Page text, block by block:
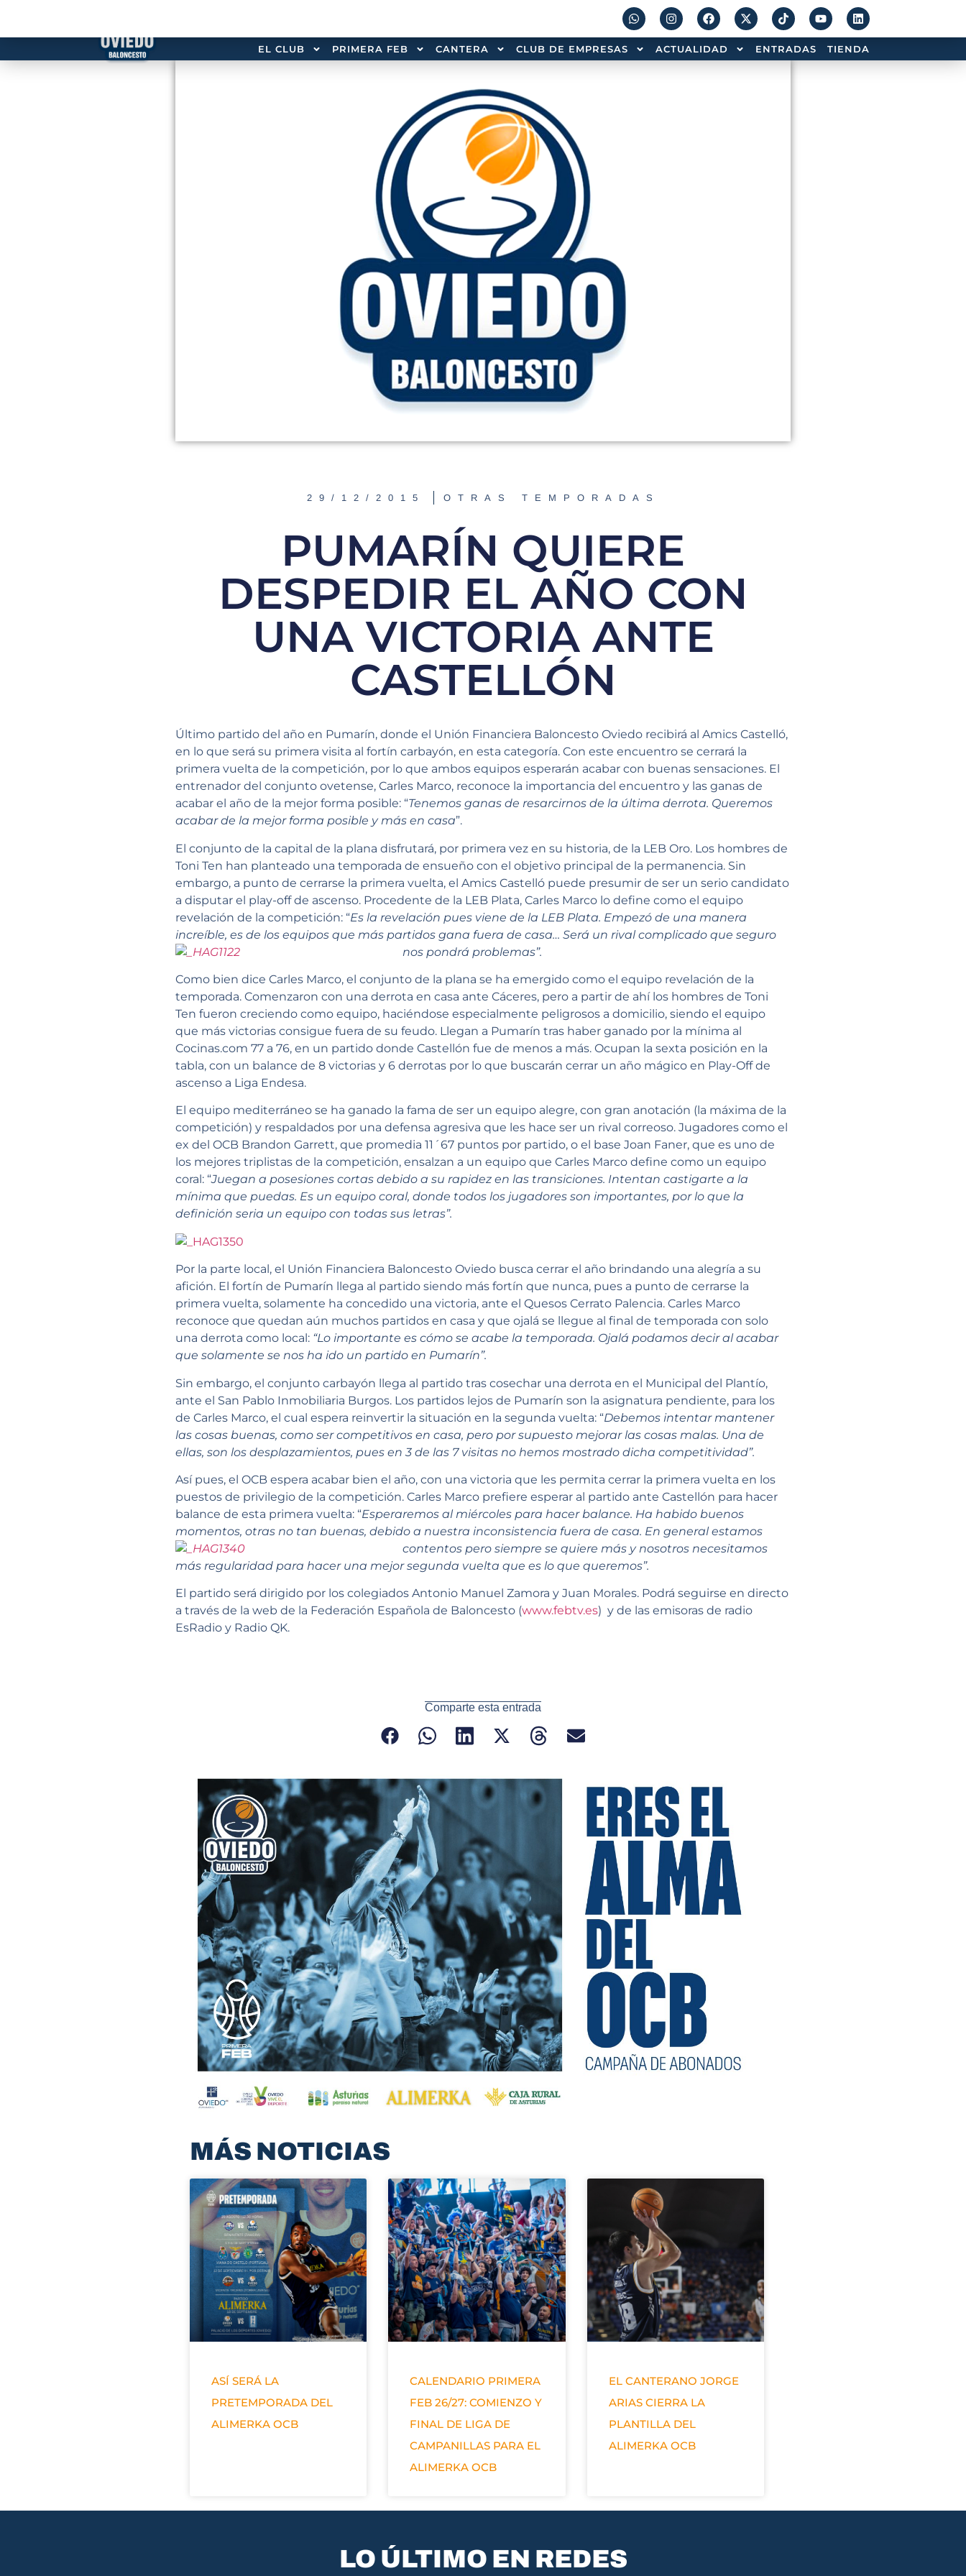
EL CLUB PRIMERA FEB CANTERA CLUB DE EMPRESAS ACTUALIDAD ENTRADAS TIENDA
29/12/2015 OTRAS TEMPORADAS
PUMARÍN QUIERE
DESPEDIR EL AÑO CON
UNA VICTORIA ANTE
CASTELLÓN
Último partido del año en Pumarín, donde el Unión Financiera Baloncesto Oviedo recibirá al Amics Castelló,
en lo que será su primera visita al fortín carbayón, en esta categoría. Con este encuentro se cerrará la
primera vuelta de la competición, por lo que ambos equipos esperarán acabar con buenas sensaciones. El
entrenador del conjunto ovetense, Carles Marco, reconoce la importancia del encuentro y las ganas de
acabar el año de la mejor forma posible: “Tenemos ganas de resarcirnos de la última derrota. Queremos
acabar de la mejor forma posible y más en casa”.
El conjunto de la capital de la plana disfrutará, por primera vez en su historia, de la LEB Oro. Los hombres de
Toni Ten han planteado una temporada de ensueño con el objetivo principal de la permanencia. Sin
embargo, a punto de cerrarse la primera vuelta, el Amics Castelló puede presumir de ser un serio candidato
a disputar el play-off de ascenso. Procedente de la LEB Plata, Carles Marco lo define como el equipo
revelación de la competición: “Es la revelación pues viene de la LEB Plata. Empezó de una manera
increíble, es de los equipos que más partidos gana fuera de casa… Será un rival complicado que seguro
nos pondrá problemas”.
Como bien dice Carles Marco, el conjunto de la plana se ha emergido como el equipo revelación de la
temporada. Comenzaron con una derrota en casa ante Cáceres, pero a partir de ahí los hombres de Toni
Ten fueron creciendo como equipo, haciéndose especialmente peligrosos a domicilio, siendo el equipo
que más victorias consigue fuera de su feudo. Llegan a Pumarín tras haber ganado por la mínima al
Cocinas.com 77 a 76, en un partido donde Castellón fue de menos a más. Ocupan la sexta posición en la
tabla, con un balance de 8 victorias y 6 derrotas por lo que buscarán cerrar un año mágico en Play-Off de
ascenso a Liga Endesa.
El equipo mediterráneo se ha ganado la fama de ser un equipo alegre, con gran anotación (la máxima de la
competición) y respaldados por una defensa agresiva que les hace ser un rival correoso. Jugadores como el
ex del OCB Brandon Garrett, que promedia 11´67 puntos por partido, o el base Joan Faner, que es uno de
los mejores triplistas de la competición, ensalzan a un equipo que Carles Marco define como un equipo
coral: “Juegan a posesiones cortas debido a su rapidez en las transiciones. Intentan castigarte a la
mínima que puedas. Es un equipo coral, donde todos los jugadores son importantes, por lo que la
definición seria un equipo con todas sus letras”.
Por la parte local, el Unión Financiera Baloncesto Oviedo busca cerrar el año brindando una alegría a su
afición. El fortín de Pumarín llega al partido siendo más fortín que nunca, pues a punto de cerrarse la
primera vuelta, solamente ha concedido una victoria, ante el Quesos Cerrato Palencia. Carles Marco
reconoce que quedan aún muchos partidos en casa y que ojalá se llegue al final de temporada con solo
una derrota como local: “Lo importante es cómo se acabe la temporada. Ojalá podamos decir al acabar
que solamente se nos ha ido un partido en Pumarín”.
Sin embargo, el conjunto carbayón llega al partido tras cosechar una derrota en el Municipal del Plantío,
ante el San Pablo Inmobiliaria Burgos. Los partidos lejos de Pumarín son la asignatura pendiente, para los
de Carles Marco, el cual espera reinvertir la situación en la segunda vuelta: “Debemos intentar mantener
las cosas buenas, como ser competitivos en casa, pero por supuesto mejorar las cosas malas. Una de
ellas, son los desplazamientos, pues en 3 de las 7 visitas no hemos mostrado dicha competitividad”.
Así pues, el OCB espera acabar bien el año, con una victoria que les permita cerrar la primera vuelta en los
puestos de privilegio de la competición. Carles Marco prefiere esperar al partido ante Castellón para hacer
balance de esta primera vuelta: “Esperaremos al miércoles para hacer balance. Ha habido buenos
momentos, otras no tan buenas, debido a nuestra inconsistencia fuera de casa. En general estamos
contentos pero siempre se quiere más y nosotros necesitamos
más regularidad para hacer una mejor segunda vuelta que es lo que queremos”.
El partido será dirigido por los colegiados Antonio Manuel Zamora y Juan Morales. Podrá seguirse en directo
a través de la web de la Federación Española de Baloncesto (www.febtv.es) y de las emisoras de radio
EsRadio y Radio QK.
Comparte esta entrada
MÁS NOTICIAS
ASÍ SERÁ LA
PRETEMPORADA DEL
ALIMERKA OCB
CALENDARIO PRIMERA
FEB 26/27: COMIENZO Y
FINAL DE LIGA DE
CAMPANILLAS PARA EL
ALIMERKA OCB
EL CANTERANO JORGE
ARIAS CIERRA LA
PLANTILLA DEL
ALIMERKA OCB
LO ÚLTIMO EN REDES